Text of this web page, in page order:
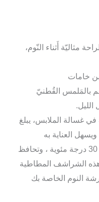
مثاليّة أَثناء النّوم،
خامات
بالمَلمس القُطنيّ
غسالة الملابس، يبلغ
حوالي 30 سم، ويسهل العناية به
وستتحمل الغسيل في الغسالة عند 30 درجة مئوية ، وتحافظ
الشراشف المطاطية
النوم الخاصة بك